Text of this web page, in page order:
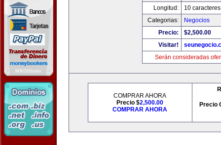
Longitud:
10 caracteres
Categorias:
Negocios
Precio:
$2,500.00
Visitar!
Serán consideradas
COMPRAR AHORA
Precio $2,500.00
COMPRAR AHORA
Precio